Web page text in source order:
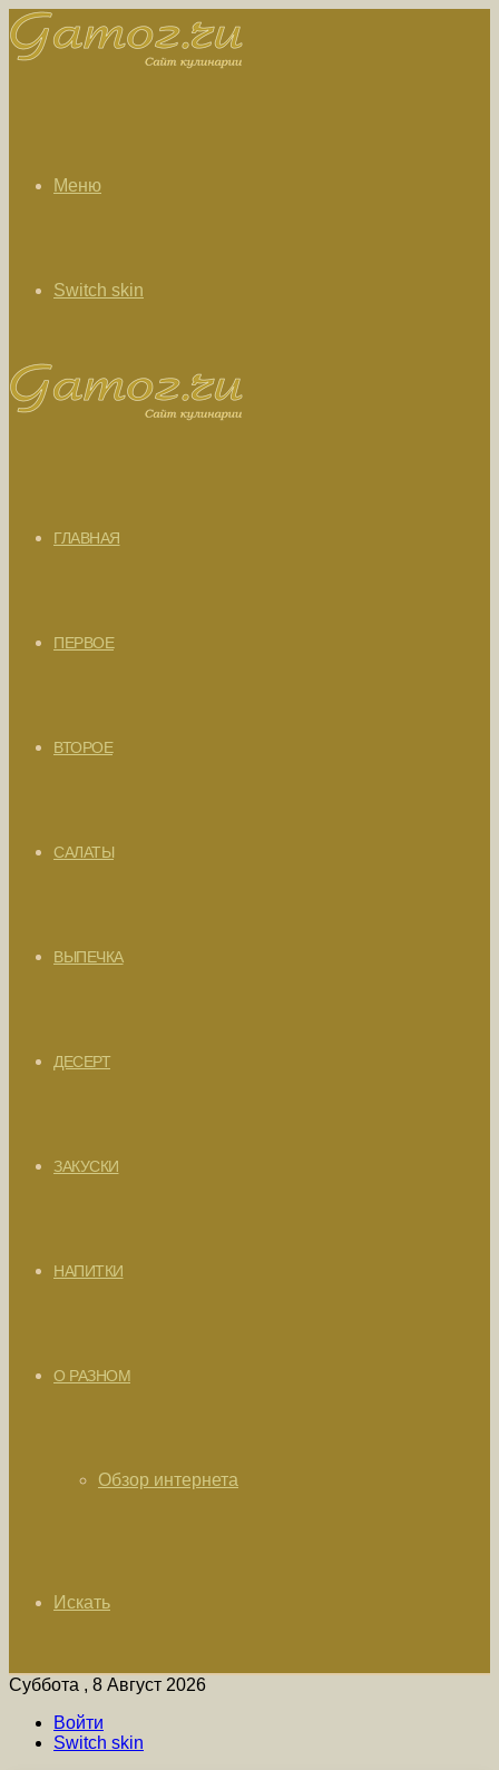
Меню
Switch skin
ГЛАВНАЯ
ПЕРВОЕ
ВТОРОЕ
САЛАТЫ
ВЫПЕЧКА
ДЕСЕРТ
ЗАКУСКИ
НАПИТКИ
О РАЗНОМ
Обзор интернета
Искать
Суббота , 8 Август 2026
Войти
Switch skin